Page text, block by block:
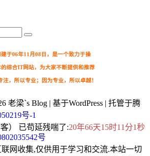
于06年11月08日，是一个致力于操
综合IT网站，为大家不断提供和推荐
，所以专业；因为专业，所以卓越！
老梁`s Blog | 基于WordPress | 托管于腾
号-1
） 已苟延残喘了:20年66天15时11分2秒
号
网收集,仅供用于学习和交流.本站一切